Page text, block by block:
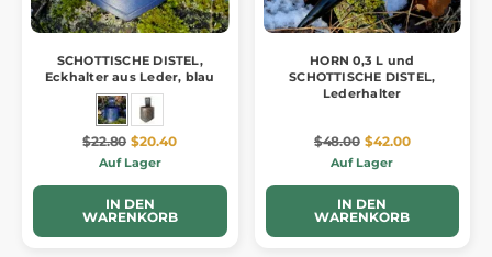
SCHOTTISCHE DISTEL,
Eckhalter aus Leder, blau
$22.80 $20.40
Auf Lager
IN DEN
WARENKORB
HORN 0,3 L und
SCHOTTISCHE DISTEL,
Lederhalter
$48.00 $42.00
Auf Lager
IN DEN
WARENKORB